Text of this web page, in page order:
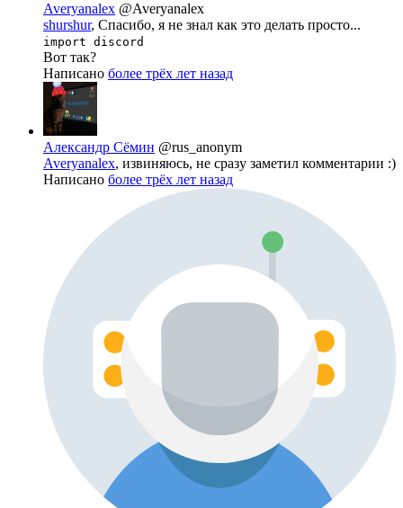
Averyanalex @Averyanalex
shurshur, Спасибо, я не знал как это делать просто...
import discord
Вот так?
Написано более трёх лет назад
Александр Сёмин @rus_anonym
Averyanalex, извиняюсь, не сразу заметил комментарии :)
Написано более трёх лет назад